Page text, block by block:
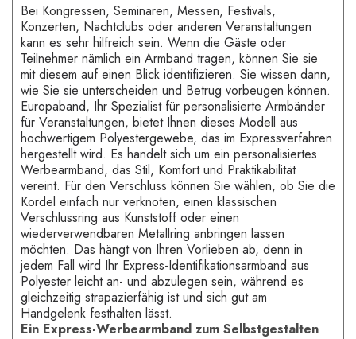
Bei Kongressen, Seminaren, Messen, Festivals,
Konzerten, Nachtclubs oder anderen Veranstaltungen
kann es sehr hilfreich sein. Wenn die Gäste oder
Teilnehmer nämlich ein Armband tragen, können Sie sie
mit diesem auf einen Blick identifizieren. Sie wissen dann,
wie Sie sie unterscheiden und Betrug vorbeugen können.
Europaband, Ihr Spezialist für personalisierte Armbänder
für Veranstaltungen, bietet Ihnen dieses Modell aus
hochwertigem Polyestergewebe, das im Expressverfahren
hergestellt wird. Es handelt sich um ein personalisiertes
Werbearmband, das Stil, Komfort und Praktikabilität
vereint. Für den Verschluss können Sie wählen, ob Sie die
Kordel einfach nur verknoten, einen klassischen
Verschlussring aus Kunststoff oder einen
wiederverwendbaren Metallring anbringen lassen
möchten. Das hängt von Ihren Vorlieben ab, denn in
jedem Fall wird Ihr Express-Identifikationsarmband aus
Polyester leicht an- und abzulegen sein, während es
gleichzeitig strapazierfähig ist und sich gut am
Handgelenk festhalten lässt.
Ein Express-Werbearmband zum Selbstgestalten